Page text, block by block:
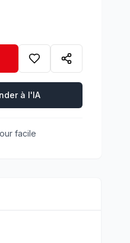
à l'IA
facile